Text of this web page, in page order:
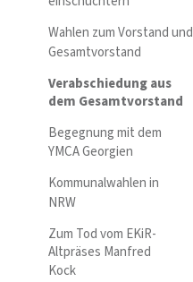
Wahlen zum Vorstand und
Gesamtvorstand
Verabschiedung aus
dem Gesamtvorstand
Begegnung mit dem
YMCA Georgien
Kommunalwahlen in
NRW
Zum Tod vom EKiR-
Altpräses Manfred
Kock